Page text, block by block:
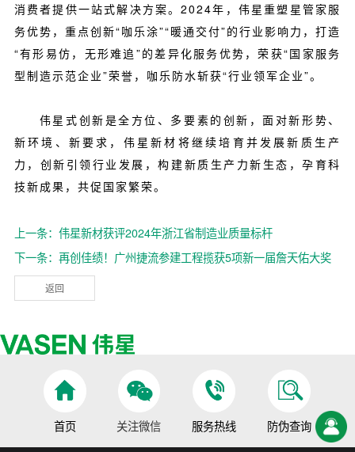
消费者提供一站式解决方案。2024年，伟星重塑星管家服
务优势，重点创新“咖乐涂”“暖通交付”的行业影响力，打造
“有形易仿，无形难追”的差异化服务优势，荣获“国家服务
型制造示范企业”荣誉，咖乐防水斩获“行业领军企业”。
伟星式创新是全方位、多要素的创新，面对新形势、
新环境、新要求，伟星新材将继续培育并发展新质生产
力，创新引领行业发展，构建新质生产力新生态，孕育科
技新成果，共促国家繁荣。
上一条：伟星新材获评2024年浙江省制造业质量标杆
下一条：再创佳绩！广州捷流参建工程揽获5项新一届詹天佑大奖
返回
首页 关注微信 服务热线 防伪查询